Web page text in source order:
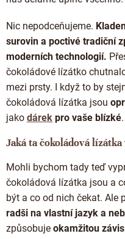
Nic nepodceňujeme.
surovin a poctivé tradiční
moderních technologií.
čokoládové lízátko
mezi prsty. I když to by
čokoládová lízátka jsou
jako dárek pro vaše blízké.
Jaká ta čokoládová
Mohli bychom tady teď
čokoládová lízátka jsou a
být a co od nich čekat. Ale
radši na vlastní jazyk a
způsobuje okamžitou